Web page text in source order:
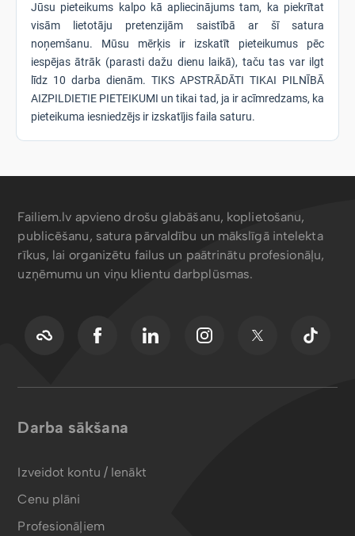
Jūsu pieteikums kalpo kā apliecinājums tam, ka piekrītat
visām lietotāju pretenzijām saistībā ar šī satura
noņemšanu. Mūsu mērķis ir izskatīt pieteikumus pēc
iespējas ātrāk (parasti dažu dienu laikā), taču tas var ilgt
līdz 10 darba dienām. TIKS APSTRĀDĀTI TIKAI PILNĪBĀ
AIZPILDIETIE PIETEIKUMI un tikai tad, ja ir acīmredzams, ka
pieteikuma iesniedzējs ir izskatījis faila saturu.
Failiem.lv apvieno drošu glabāšanu, koplietošanu,
publicēšanu, satura pārvaldību un mākslīgā intelekta
rīkus, lai organizētu failus un paātrinātu profesionāļu,
uzņēmumu un viņu klientu darbplūsmas.
Darba sākšana
Izveidot kontu / Ienākt
Cenu plāni
Profesionāļiem